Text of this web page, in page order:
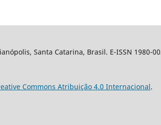
Santa Catarina, Brasil. E-ISSN 1980-
Commons Atribuição 4.0 Internacional.